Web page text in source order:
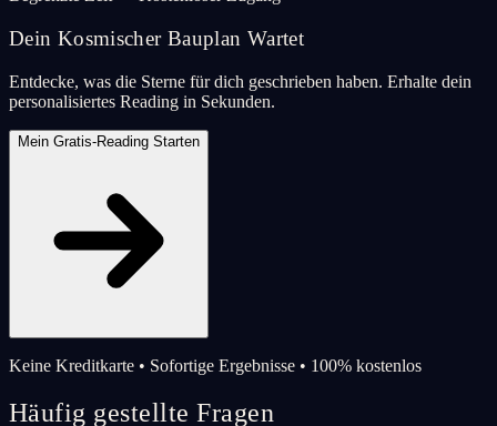
Dein Kosmischer Bauplan Wartet
Entdecke, was die Sterne für dich geschrieben haben. Erhalte dein
personalisiertes Reading in Sekunden.
Mein Gratis-Reading Starten
Keine Kreditkarte • Sofortige Ergebnisse • 100% kostenlos
Häufig gestellte Fragen